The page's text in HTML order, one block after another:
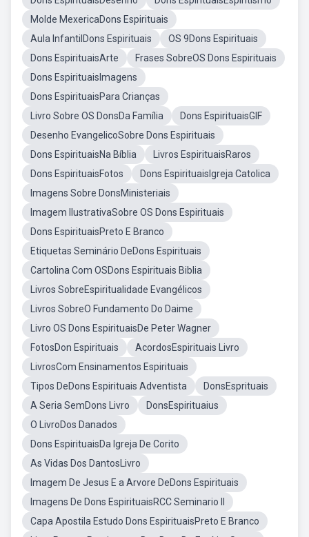
Molde MexericaDons Espirituais
Aula InfantilDons Espirituais
OS 9Dons Espirituais
Dons EspirituaisArte
Frases SobreOS Dons Espirituais
Dons EspirituaisImagens
Dons EspirituaisPara Crianças
Livro Sobre OS DonsDa Família
Dons EspirituaisGIF
Desenho EvangelicoSobre Dons Espirituais
Dons EspirituaisNa Bíblia
Livros EspirituaisRaros
Dons EspirituaisFotos
Dons EspirituaisIgreja Catolica
Imagens Sobre DonsMinisteriais
Imagem IlustrativaSobre OS Dons Espirituais
Dons EspirituaisPreto E Branco
Etiquetas Seminário DeDons Espirituais
Cartolina Com OSDons Espirituais Biblia
Livros SobreEspiritualidade Evangélicos
Livros SobreO Fundamento Do Daime
Livro OS Dons EspirituaisDe Peter Wagner
FotosDon Espirituais
AcordosEspirituais Livro
LivrosCom Ensinamentos Espirituais
Tipos DeDons Espirituais Adventista
DonsEsprituais
A Seria SemDons Livro
DonsEspirituaius
O LivroDos Danados
Dons EspirituaisDa Igreja De Corito
As Vidas Dos DantosLivro
Imagem De Jesus E a Arvore DeDons Espirituais
Imagens De Dons EspirituaisRCC Seminario II
Capa Apostila Estudo Dons EspirituaisPreto E Branco